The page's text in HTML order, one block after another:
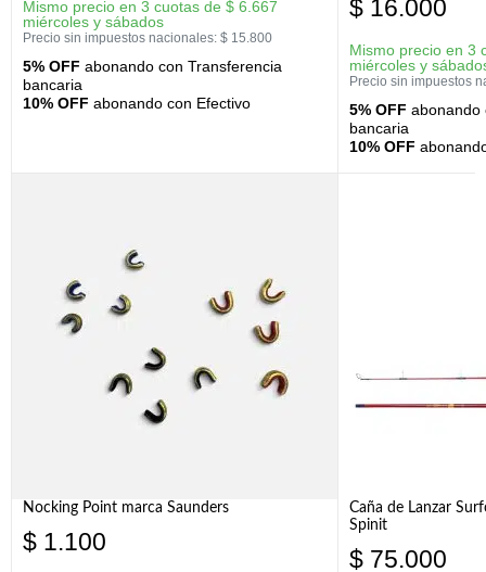
Mismo precio en 3 cuotas de $ 6.667
miércoles y sábados
Precio sin impuestos nacionales: $ 15.800
5% OFF abonando con Transferencia
bancaria
10% OFF abonando con Efectivo
$ 16.000
Mismo precio en 3
miércoles y
Precio sin impuestos
5% OFF abonando
bancaria
10% OFF
Nocking Point marca Saunders
$ 1.100
Caña de Lanzar
Spinit
$ 75.000